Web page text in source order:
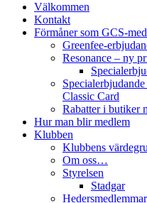
Välkommen
Kontakt
Förmåner som GCS-
Greenfee-
Resonance – ny
Classic Card
Rabatter i butiker
Hur man blir medlem
Klubben
Klubbens
Om oss…
Styrelsen
Stadgar
Hedersmedlemmar